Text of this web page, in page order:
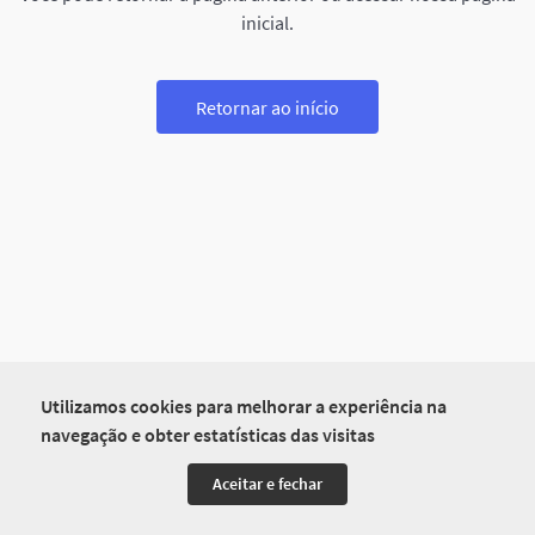
Utilizamos cookies para melhorar a experiência na
navegação e obter estatísticas das visitas
Aceitar e fechar
inicial.
Retornar ao início